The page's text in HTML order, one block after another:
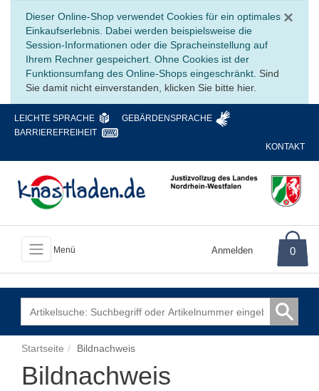
×
Dieser Online-Shop verwendet Cookies für ein optimales
Einkaufserlebnis. Dabei werden beispielsweise die
Session-Informationen oder die Spracheinstellung auf
Ihrem Rechner gespeichert. Ohne Cookies ist der
Funktionsumfang des Online-Shops eingeschränkt. Sind
Sie damit nicht einverstanden, klicken Sie bitte hier.
LEICHTE SPRACHE
GEBÄRDENSPRACHE
BARRIEREFREIHEIT
KONTAKT
Menü Anmelden 0
Startseite Bildnachweis
Bildnachweis